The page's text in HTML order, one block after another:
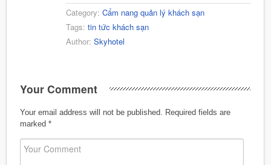
Category: Cẩm nang quản lý khách sạn
Tags: tin tức khách sạn
Author: Skyhotel
Your Comment
Your email address will not be published.
Required fields are
marked *